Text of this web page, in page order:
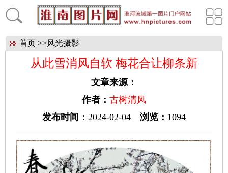
首页>>风光摄影
从此雪消风自软 梅花合让柳条新
文章来源：
作者： 古树清风
发布时间： 2024-02-04 浏览： 1094